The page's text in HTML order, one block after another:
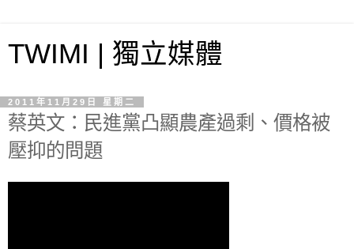
TWIMI | 獨立媒體
2011年11月29日 星期二
蔡英文：民進黨凸顯農產過剩、價格被
壓抑的問題